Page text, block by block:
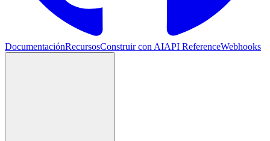
DocumentaciónRecursosConstruir con AIAPI ReferenceWebhooks